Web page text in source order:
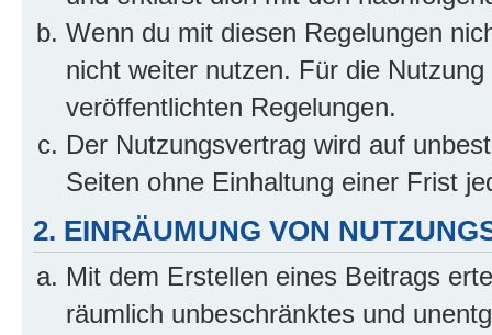
Wenn du mit diesen Regelungen
nicht weiter nutzen. Für die
veröffentlichten Regelungen.
Der Nutzungsvertrag wird auf
Seiten ohne Einhaltung einer Frist
2. EINRÄUMUNG VON
Mit dem Erstellen eines Beitrags
räumlich unbeschränktes und